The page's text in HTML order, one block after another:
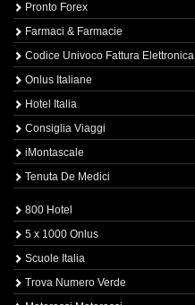
Pronto Forex
Farmaci & Farmacie
Codice Univoco Fattura Elettronica
Onlus Italiane
Hotel Italia
Consiglia Viaggi
iMontascale
Tenuta De Medici
800 Hotel
5 x 1000 Onlus
Scuole Italia
Trova Numero Verde